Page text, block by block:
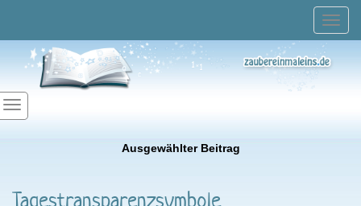
Ausgewählter Beitrag
Tagestransparenzsymbole